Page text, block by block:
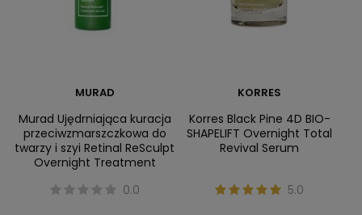
MURAD
Murad Ujędrniająca kuracja
przeciwzmarszczkowa do
twarzy i szyi Retinal ReSculpt
Overnight Treatment
0.0
KORRES
Korres Black Pine 4D BIO-
SHAPELIFT Overnight Total
Revival Serum
5.0